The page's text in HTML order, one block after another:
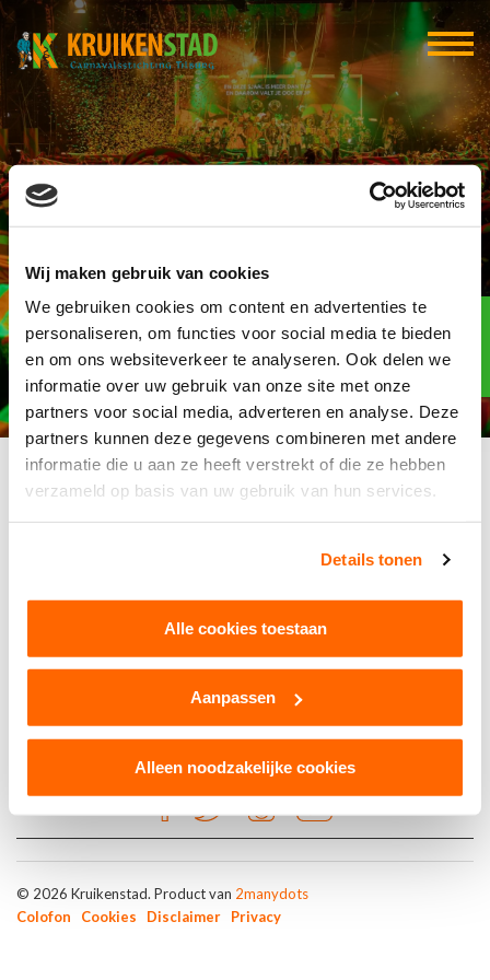
Wij maken gebruik van cookies
We gebruiken cookies om content en advertenties te
personaliseren, om functies voor social media te bieden
en om ons websiteverkeer te analyseren. Ook delen we
informatie over uw gebruik van onze site met onze
partners voor social media, adverteren en analyse. Deze
partners kunnen deze gegevens combineren met andere
informatie die u aan ze heeft verstrekt of die ze hebben
verzameld op basis van uw gebruik van hun services.
Details tonen
Alle cookies toestaan
Aanpassen
Alleen noodzakelijke cookies
TUBO
Elf-elf
over
96
© 2026 Kruikenstad. Product van 2manydots
Colofon
Cookies Disclaimer Privacy